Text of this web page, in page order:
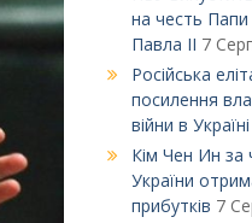
на честь
Павла ІІ 7
Російська
посилення
війни в Україні
Кім Чен Ин за
України
прибутків 7